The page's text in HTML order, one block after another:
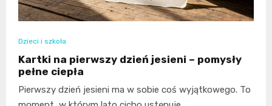
Dzieci i szkoła
Kartki na pierwszy dzień jesieni – pomysły
pełne ciepła
Pierwszy dzień jesieni ma w sobie coś wyjątkowego. To